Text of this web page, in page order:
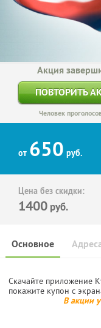
Акция
ПОВТОРИТЬ
Человек
от 650 руб.
Цена без скидки:
1400 руб.
Основное
Скачайте приложение
покажите купон с
В акции